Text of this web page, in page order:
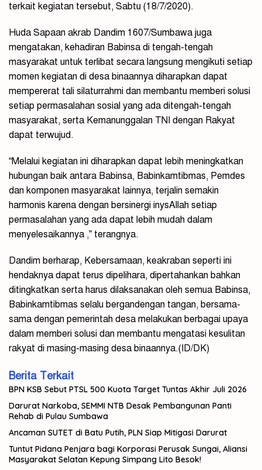
terkait kegiatan tersebut, Sabtu (18/7/2020).
Huda Sapaan akrab Dandim 1607/Sumbawa juga
mengatakan, kehadiran Babinsa di tengah-tengah
masyarakat untuk terlibat secara langsung mengikuti setiap
momen kegiatan di desa binaannya diharapkan dapat
mempererat tali silaturrahmi dan membantu memberi solusi
setiap permasalahan sosial yang ada ditengah-tengah
masyarakat, serta Kemanunggalan TNI dengan Rakyat
dapat terwujud.
“Melalui kegiatan ini diharapkan dapat lebih meningkatkan
hubungan baik antara Babinsa, Babinkamtibmas, Pemdes
dan komponen masyarakat lainnya, terjalin semakin
harmonis karena dengan bersinergi inysAllah setiap
permasalahan yang ada dapat lebih mudah dalam
menyelesaikannya ,” terangnya.
Dandim berharap, Kebersamaan, keakraban seperti ini
hendaknya dapat terus dipelihara, dipertahankan bahkan
ditingkatkan serta harus dilaksanakan oleh semua Babinsa,
Babinkamtibmas selalu bergandengan tangan, bersama-
sama dengan pemerintah desa melakukan berbagai upaya
dalam memberi solusi dan membantu mengatasi kesulitan
rakyat di masing-masing desa binaannya.(ID/DK)
Berita Terkait
BPN KSB Sebut PTSL 500 Kuota Target Tuntas Akhir Juli 2026
Darurat Narkoba, SEMMI NTB Desak Pembangunan Panti
Rehab di Pulau Sumbawa
Ancaman SUTET di Batu Putih, PLN Siap Mitigasi Darurat
Tuntut Pidana Penjara bagi Korporasi Perusak Sungai, Aliansi
Masyarakat Selatan Kepung Simpang Lito Besok!